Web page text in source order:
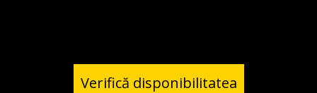
Verifică disponibilitatea